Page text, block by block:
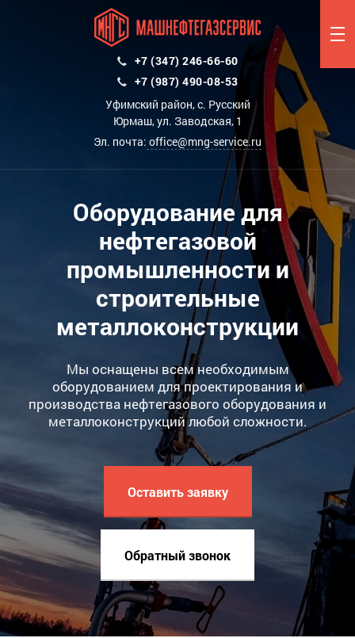
+7 (347) 246-66-60
+7 (987) 490-08-53
Уфимский район, с. Русский
Юрмаш, ул. Заводская, 1
Эл. почта: office@mng-service.ru
Оборудование для
нефтегазовой
промышленности и
строительные
металлоконструкции
Мы оснащены всем необходимым
оборудованием для проектирования и
производства нефтегазового оборудования и
металлоконструкций любой сложности.
Оставить заявку
Обратный звонок